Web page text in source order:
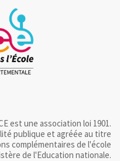
est une association loi 1901.
publique et agréée au titre
complémentaires de l'école
de l'Education nationale.